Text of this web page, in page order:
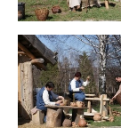
stronach
partnerami oraz
w charakterze
postaci